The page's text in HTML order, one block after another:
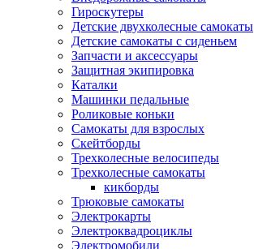
Гироскутеры
Детские двухколесные самокаты
Детские самокаты с сиденьем
Запчасти и аксессуары
Защитная экипировка
Каталки
Машинки педальные
Роликовые коньки
Самокаты для взрослых
Скейтборды
Трехколесные велосипеды
Трехколесные самокаты
кикборды
Трюковые самокаты
Электрокарты
Электроквадроциклы
Электромобили